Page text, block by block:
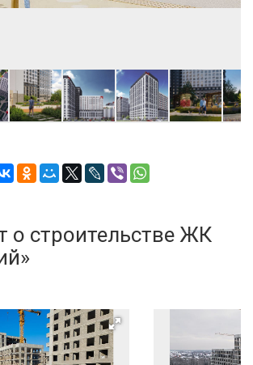
о строительстве ЖК